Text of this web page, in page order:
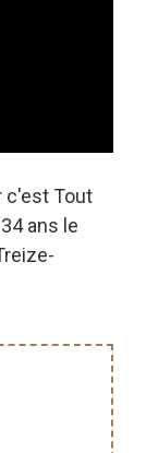
c'est Tout
ans le